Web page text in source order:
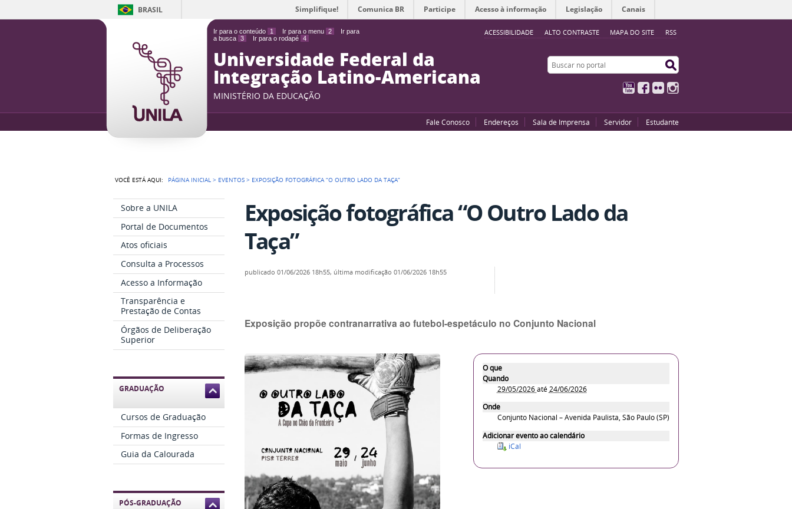
Ir para o conteúdo 1 Ir para o menu 2
Ir para
a busca 3 Ir para o rodapé 4
ACESSIBILIDADE ALTO CONTRASTE MAPA DO SITE RSS
BRASIL Simplifique! Comunica BR Participe Acesso à informação Legislação Canais
Universidade Federal da
Integração Latino-Americana
MINISTÉRIO DA EDUCAÇÃO
Buscar no portal
YouTubeFacebook
Flickr
Fale Conosco Endereços Sala de Imprensa Servidor Estudante
VOCÊ ESTÁ AQUI: PÁGINA INICIAL > EVENTOS > EXPOSIÇÃO FOTOGRÁFICA “O OUTRO LADO DA TAÇA”
Sobre a UNILA
Portal de Documentos
Atos oficiais
Consulta a Processos
Acesso a Informação
Transparência e
Prestação de Contas
Órgãos de Deliberação
Superior
GRADUAÇÃO
Cursos de Graduação
Formas de Ingresso
Guia da Calourada
PÓS-GRADUAÇÃO
Exposição fotográfica “O Outro Lado da
Taça”
publicado 01/06/2026 18h55, última modificação 01/06/2026 18h55
Exposição propõe contranarrativa ao futebol-espetáculo no Conjunto Nacional
O que
Quando
29/05/2026até24/06/2026
Onde
Conjunto Nacional – Avenida Paulista, São Paulo (SP)
Adicionar evento ao calendário
iCal